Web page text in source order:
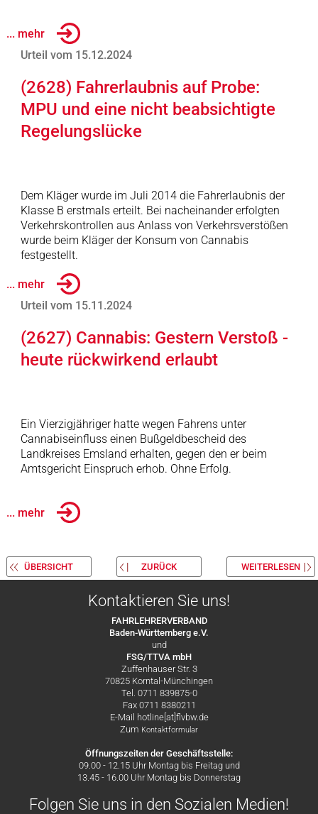
... mehr
Urteil vom 15.12.2024
(2628) Fahrerlaubnis auf Probe:
MPU und eine nicht beabsichtigte
Regelungslücke
Dem Kläger wurde im Juli 2014 die Fahrerlaubnis der
Klasse B erstmals erteilt. Bei nacheinander erfolgten
Verkehrskontrollen aus Anlass von Verkehrsverstößen
wurde beim Kläger der Konsum von Cannabis
festgestellt.
... mehr
Urteil vom 15.11.2024
(2627) Cannabis: Gestern Verstoß -
heute rückwirkend erlaubt
Ein Vierzigjähriger hatte wegen Fahrens unter
Cannabiseinfluss einen Bußgeldbescheid des
Landkreises Emsland erhalten, gegen den er beim
Amtsgericht Einspruch erhob. Ohne Erfolg.
... mehr
ÜBERSICHT ZURÜCK WEITERLESEN
Kontaktieren Sie uns!
FAHRLEHRERVERBAND
Baden-Württemberg e.V.
und
FSG/TTVA mbH
Zuffenhauser Str. 3
70825 Korntal-Münchingen
Tel. 0711 839875-0
Fax 0711 8380211
E-Mail hotline[at]flvbw.de
Zum Kontaktformular
Öffnungszeiten der Geschäftsstelle:
09.00 - 12.15 Uhr Montag bis Freitag und
13.45 - 16.00 Uhr Montag bis Donnerstag
Folgen Sie uns in den Sozialen Medien!